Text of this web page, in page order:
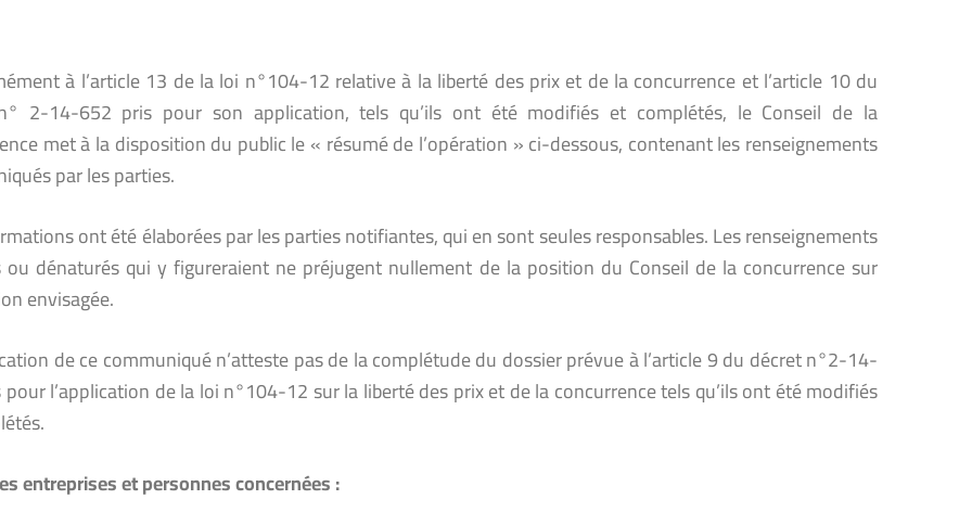
à l’article 13 de la loi n°104-12 relative à la liberté des prix et de la concurrence et l’article 10 du
2-14-652 pris pour son application, tels qu’ils ont été modifiés et complétés, le Conseil de la
met à la disposition du public le « résumé de l’opération » ci-dessous, contenant les renseignements
par les parties.
ont été élaborées par les parties notifiantes, qui en sont seules responsables. Les renseignements
ou dénaturés qui y figureraient ne préjugent nullement de la position du Conseil de la concurrence sur
envisagée.
de ce communiqué n’atteste pas de la complétude du dossier prévue à l’article 9 du décret n°2-14-
l’application de la loi n°104-12 sur la liberté des prix et de la concurrence tels qu’ils ont été modifiés
entreprises et personnes concernées :